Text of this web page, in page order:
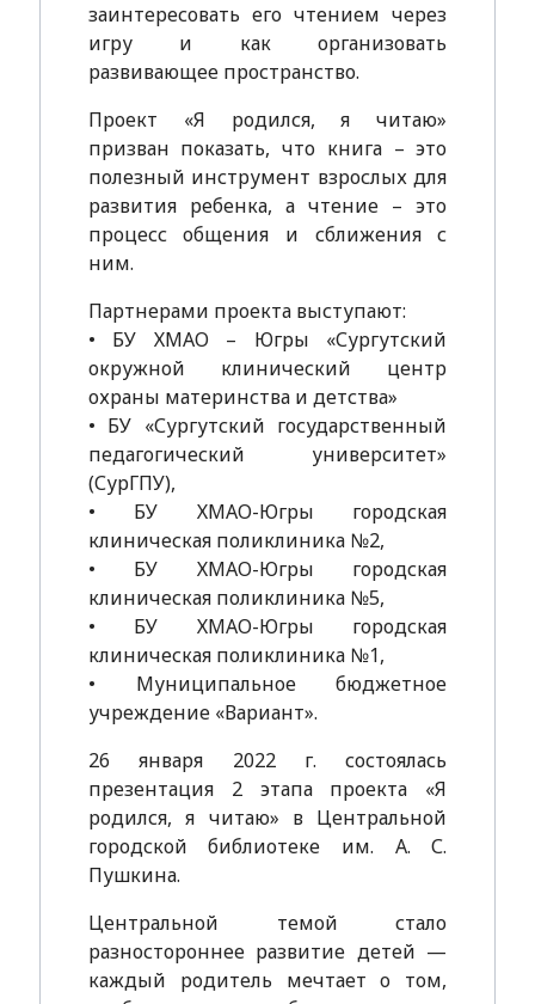
заинтересовать его чтением через
игру и как организовать
развивающее пространство.
Проект «Я родился, я читаю»
призван показать, что книга – это
полезный инструмент взрослых для
развития ребенка, а чтение – это
процесс общения и сближения с
ним.
Партнерами проекта выступают:
• БУ ХМАО – Югры «Сургутский
окружной клинический центр
охраны материнства и детства»
• БУ «Сургутский государственный
педагогический университет»
(СурГПУ),
• БУ ХМАО-Югры городская
клиническая поликлиника №2,
• БУ ХМАО-Югры городская
клиническая поликлиника №5,
• БУ ХМАО-Югры городская
клиническая поликлиника №1,
• Муниципальное бюджетное
учреждение «Вариант».
26 января 2022 г. состоялась
презентация 2 этапа проекта «Я
родился, я читаю» в Центральной
городской библиотеке им. А. С.
Пушкина.
Центральной темой стало
разностороннее развитие детей —
каждый родитель мечтает о том,